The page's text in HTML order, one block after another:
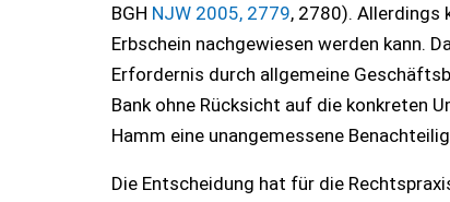
BGH NJW 2005, 2779, 2780). Allerdings
Erbschein nachgewiesen werden kann.
Erfordernis durch allgemeine
Bank ohne Rücksicht auf die konkreten
Hamm eine unangemessene
Die Entscheidung hat für die